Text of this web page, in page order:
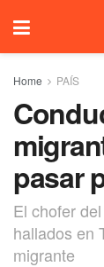
Home PAÍS
pasar
El chofer
hallados en
migrante